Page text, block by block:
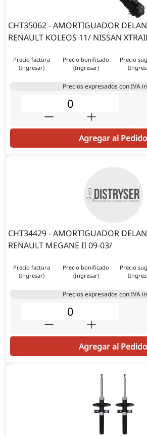
CHT35062 - AMORTIGUADOR
RENAULT KOLEOS 11/ NISSAN
Precio factura
(Ingresar)
Precio bonificado
(Ingresar)
Precio
Precios expresados con IVA
Agregar al Pedido
CHT34429 - AMORTIGUADOR
RENAULT MEGANE II 09-03/
Precio factura
(Ingresar)
Precio bonificado
(Ingresar)
Precio
Precios expresados con IVA
Agregar al Pedido